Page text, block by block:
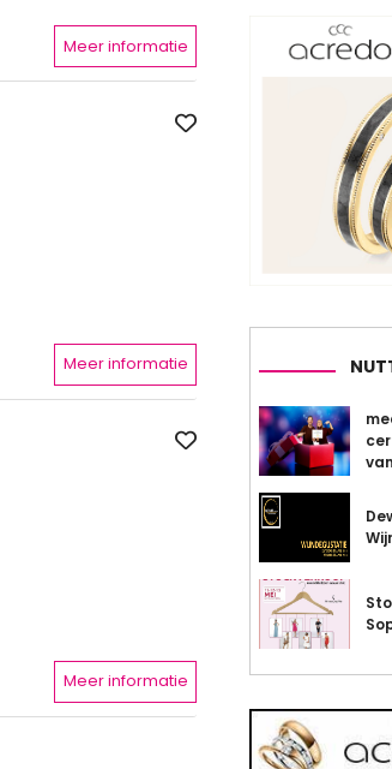
Meer informatie
Meer informatie
Meer informatie